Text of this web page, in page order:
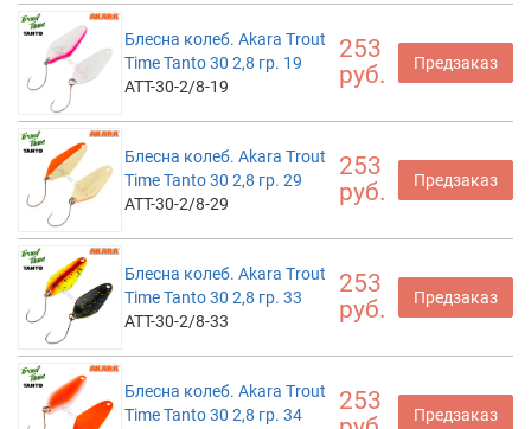
Блесна колеб. Akara Trout
Time Tanto 30 2,8 гр. 19
ATT-30-2/8-19
253
руб.
Предзаказ
Блесна колеб. Akara Trout
Time Tanto 30 2,8 гр. 29
ATT-30-2/8-29
253
руб.
Предзаказ
Блесна колеб. Akara Trout
Time Tanto 30 2,8 гр. 33
ATT-30-2/8-33
253
руб.
Предзаказ
Блесна колеб. Akara Trout
Time Tanto 30 2,8 гр. 34
253
Предзаказ